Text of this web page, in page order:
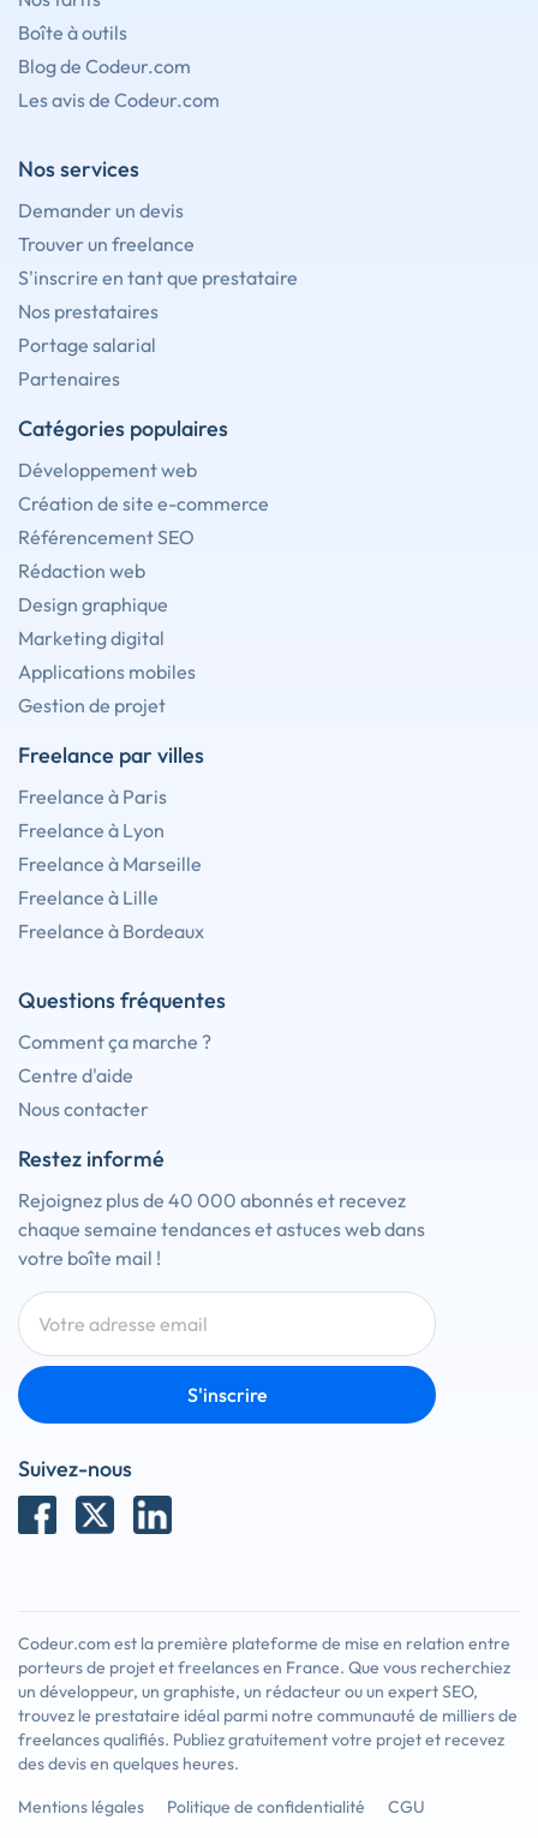
Boîte à outils
Blog de Codeur.com
Les avis de Codeur.com
Nos services
Demander un devis
Trouver un freelance
S'inscrire en tant que prestataire
Nos prestataires
Portage salarial
Partenaires
Catégories populaires
Développement web
Création de site e-commerce
Référencement SEO
Rédaction web
Design graphique
Marketing digital
Applications mobiles
Gestion de projet
Freelance par villes
Freelance à Paris
Freelance à Lyon
Freelance à Marseille
Freelance à Lille
Freelance à Bordeaux
Questions fréquentes
Comment ça marche ?
Centre d'aide
Nous contacter
Restez informé
Rejoignez plus de 40 000 abonnés et recevez
chaque semaine tendances et astuces web dans
votre boîte mail !
S'inscrire
Suivez-nous
Codeur.com est la première plateforme de mise en relation entre
porteurs de projet et freelances en France. Que vous recherchiez
un développeur, un graphiste, un rédacteur ou un expert SEO,
trouvez le prestataire idéal parmi notre communauté de milliers de
freelances qualifiés. Publiez gratuitement votre projet et recevez
des devis en quelques heures.
Mentions légales
Politique de confidentialité CGU